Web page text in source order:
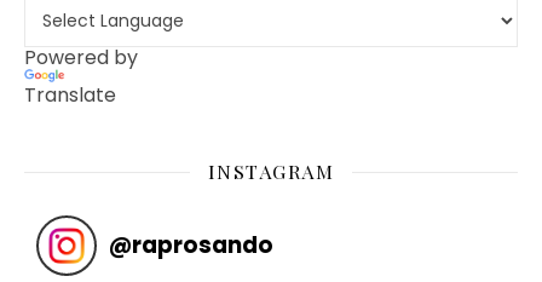
Powered by
Translate
INSTAGRAM
@raprosando